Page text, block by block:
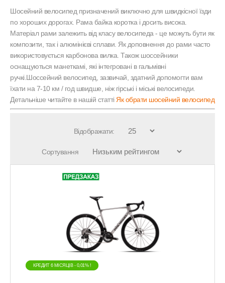
Шосейний велосипед призначений виключно для швидкісної їзди
по хороших дорогах. Рама байка коротка і досить висока.
Матеріал рами залежить від класу велосипеда - це можуть бути як
композити, так і алюмінієві сплави. Як доповнення до рами часто
використовується карбонова вилка. Також шоссейники
оснащуються манеткамі, які інтегровані в гальмівні
ручкі.Шоссейний велосипед, зазвичай, здатний допомогти вам
їхати на 7-10 км / год швидше, ніж гірські і міські велосипеди.
Детальніше читайте в нашій статті Як обрати шосейний велосипед
Відображати:
Сортування
КРЕДИТ 6 МIСЯЦIВ - 0,01% !
КРЕДИТ 6 МIСЯЦIВ - 0,01% !